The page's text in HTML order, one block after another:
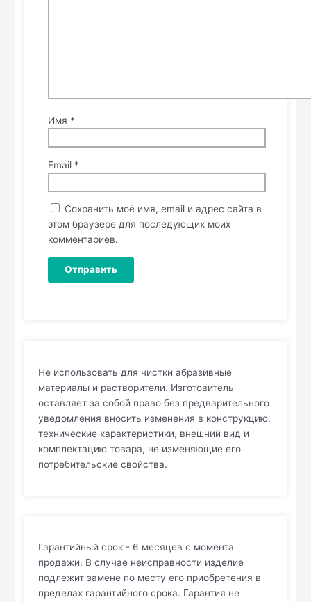
Имя *
Email *
Сохранить моё имя, email и адрес сайта в
этом браузере для последующих моих
комментариев.
Не использовать для чистки абразивные
материалы и растворители. Изготовитель
оставляет за собой право без предварительного
уведомления вносить изменения в конструкцию,
технические характеристики, внешний вид и
комплектацию товара, не изменяющие его
потребительские свойства.
Гарантийный срок - 6 месяцев с момента
продажи. В случае неисправности изделие
подлежит замене по месту его приобретения в
пределах гарантийного срока. Гарантия не